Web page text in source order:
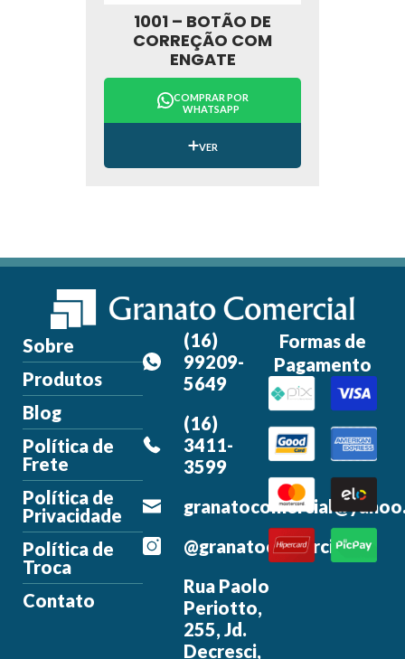
1001 – BOTÃO DE
CORREÇÃO COM
ENGATE
COMPRAR POR
WHATSAPP
VER
Sobre
Produtos
Blog
Política de
Frete
Política de
Privacidade
Política de
Troca
Contato
(16)
99209-
5649
(16)
3411-
3599
@granatocomercial
Rua Paolo
Periotto,
255, Jd.
Decresci,
Formas de
Pagamento